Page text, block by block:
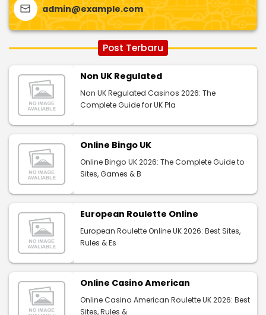
admin@example.com
Post Terbaru
Non UK Regulated
Non UK Regulated Casinos 2026: The
Complete Guide for UK Pla
Online Bingo UK
Online Bingo UK 2026: The Complete Guide to
Sites, Games & B
European Roulette Online
European Roulette Online UK 2026: Best Sites,
Rules & Es
Online Casino American
Online Casino American Roulette UK 2026: Best
Sites, Rules &